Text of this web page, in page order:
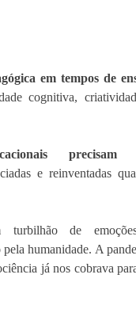
em tempos de
cognitiva,
precisam
e reinventadas
turbilhão de
humanidade. A
já nos cobrava